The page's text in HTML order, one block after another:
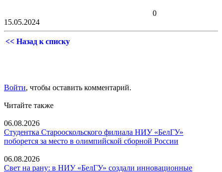
0
15.05.2024
<< Назад к списку
Войти, чтобы оставить комментарий.
Читайте также
06.08.2026
Студентка Старооскольского филиала НИУ «БелГУ»
поборется за место в олимпийской сборной России
06.08.2026
Свет на рану: в НИУ «БелГУ» создали инновационные